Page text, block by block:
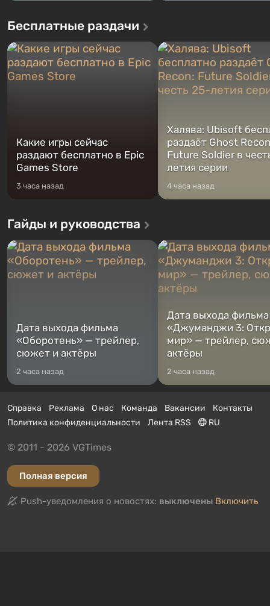
Бесплатные раздачи
Какие игры сейчас
раздают бесплатно в Epic
Games Store
3 часа назад
Халява: Ubisoft
раздаёт Ghost
Future Soldier в
летия серии
4 часа назад
Гайды и руководства
Дата выхода фильма
«Оборотень» — трейлер,
сюжет и актёры
2 часа назад
Дата выхода фильма
«Джуманджи 3:
мир» — трейлер,
актёры
2 часа назад
Справка Реклама О нас Команда Вакансии
Контакты
Политика конфиденциальности
Лента RSS RU
© 2011 - 2026 VGTimes
Полная версия
Push-уведомления о новостях: выключены Включить